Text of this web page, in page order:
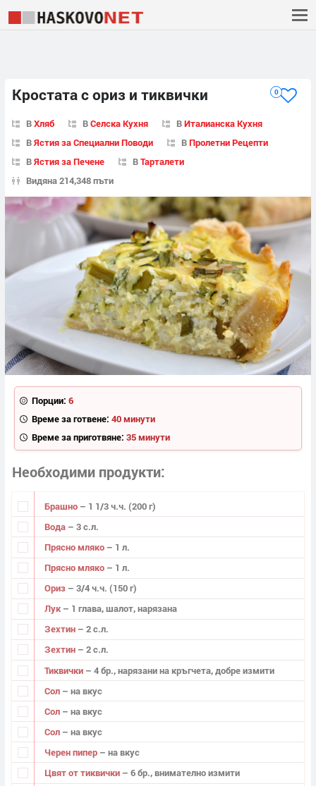
Кростата с ориз и тиквички 0
ВХляб ВСелска Кухня ВИталианска Кухня
ВЯстия за Специални Поводи ВПролетни Рецепти
ВЯстия за Печене ВТарталети
Видяна 214,348 пъти
Порции: 6
Време за готвене: 40 минути
Време за приготвяне: 35 минути
Необходими продукти
Брашно – 1 1/3 ч.ч. (200 г)
Вода – 3 с.л.
Прясно мляко – 1 л.
Прясно мляко – 1 л.
Ориз – 3/4 ч.ч. (150 г)
Лук – 1 глава, шалот, нарязана
Зехтин – 2 с.л.
Зехтин – 2 с.л.
Тиквички – 4 бр., нарязани на кръгчета, добре измити
Сол – на вкус
Сол – на вкус
Сол – на вкус
Черен пипер – на вкус
Цвят от тиквички – 6 бр., внимателно измити